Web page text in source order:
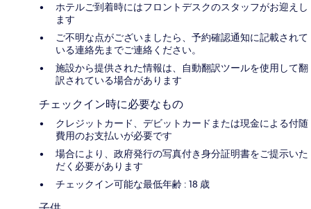
ホテルご到着時にはフロントデスクのスタッフがお迎えし
ます
ご不明な点がございましたら、予約確認通知に記載されて
いる連絡先までご連絡ください。
施設から提供された情報は、自動翻訳ツールを使用して翻
訳されている場合があります
チェックイン時に必要なもの
クレジットカード、デビットカードまたは現金による付随
費用のお支払いが必要です
場合により、政府発行の写真付き身分証明書をご提示いた
だく必要があります
チェックイン可能な最低年齢 : 18 歳